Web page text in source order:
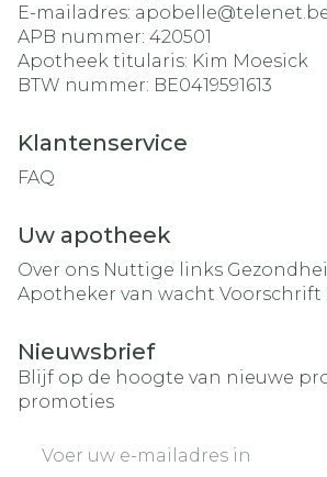
E-mailadres: apobelle@
APB nummer: 420501
Apotheek titularis: Kim Moesick
BTW nummer: BE0419591613
Klantenservice
FAQ
Uw apotheek
Over ons Nuttige links
Apotheker van wacht Voorschrift
Nieuwsbrief
Blijf op de hoogte van nieuwe
promoties